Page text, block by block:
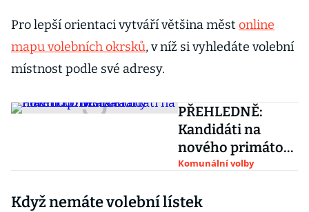
Pro lepší orientaci vytváří většina měst online
mapu volebních okrsků, v níž si vyhledáte volební
místnost podle své adresy.
PŘEHLEDNĚ:
Kandidáti na
nového primátora
hlavního města
Komunální volby
Když nemáte volební lístek